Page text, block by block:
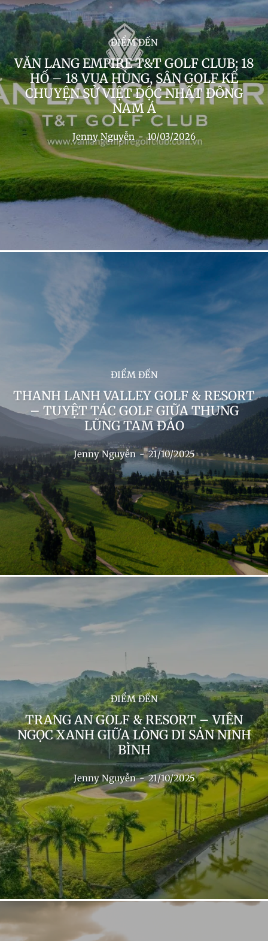
ĐIỂM ĐẾN
VĂN LANG EMPIRE T&T GOLF CLUB: 18
HỐ – 18 VUA HÙNG, SÂN GOLF KỂ
CHUYỆN SỬ VIỆT ĐỘC NHẤT ĐÔNG
NAM Á
Jenny Nguyễn - 10/03/2026
ĐIỂM ĐẾN
THANH LANH VALLEY GOLF & RESORT
– TUYỆT TÁC GOLF GIỮA THUNG
LŨNG TAM ĐẢO
Jenny Nguyễn - 21/10/2025
ĐIỂM ĐẾN
TRANG AN GOLF & RESORT – VIÊN
NGỌC XANH GIỮA LÒNG DI SẢN NINH
BÌNH
Jenny Nguyễn - 21/10/2025